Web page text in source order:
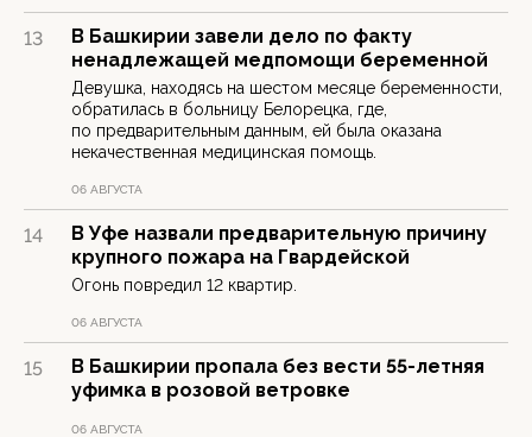
13
В Башкирии завели дело по факту
ненадлежащей медпомощи беременной
Девушка, находясь на шестом месяце беременности,
обратилась в больницу Белорецка, где,
по предварительным данным, ей была оказана
некачественная медицинская помощь.
06 АВГУСТА
14
В Уфе назвали предварительную причину
крупного пожара на Гвардейской
Огонь повредил 12 квартир.
06 АВГУСТА
15
В Башкирии пропала без вести 55-летняя
уфимка в розовой ветровке
06 АВГУСТА